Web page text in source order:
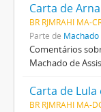
Carta de
BR RJMRAHI MA-
Parte de Machado
Comentários
Machado de
Carta de Lula
BR RJMRAHI MA-